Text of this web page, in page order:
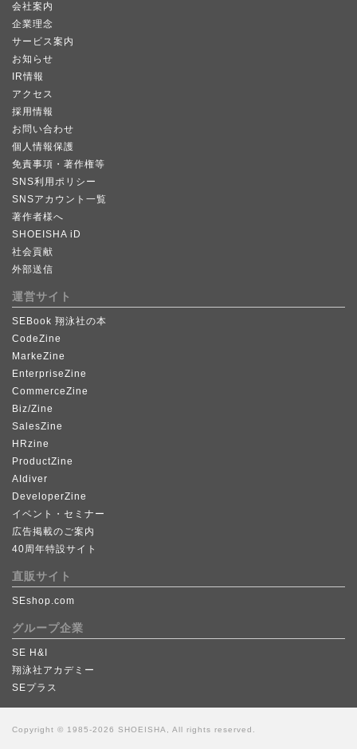
会社案内
企業理念
サービス案内
お知らせ
IR情報
アクセス
採用情報
お問い合わせ
個人情報保護
免責事項・著作権等
SNS利用ポリシー
SNSアカウント一覧
著作者様へ
SHOEISHA iD
社会貢献
外部送信
運営サイト
SEBook 翔泳社の本
CodeZine
MarkeZine
EnterpriseZine
CommerceZine
Biz/Zine
SalesZine
HRzine
ProductZine
AIdiver
DeveloperZine
イベント・セミナー
広告掲載のご案内
40周年特設サイト
直販サイト
SEshop.com
グループ企業
SE H&I
翔泳社アカデミー
SEプラス
Copyright © 1985-2026 SHOEISHA, All rights reserved.